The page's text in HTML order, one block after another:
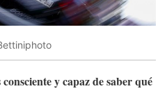
y capaz de saber qué